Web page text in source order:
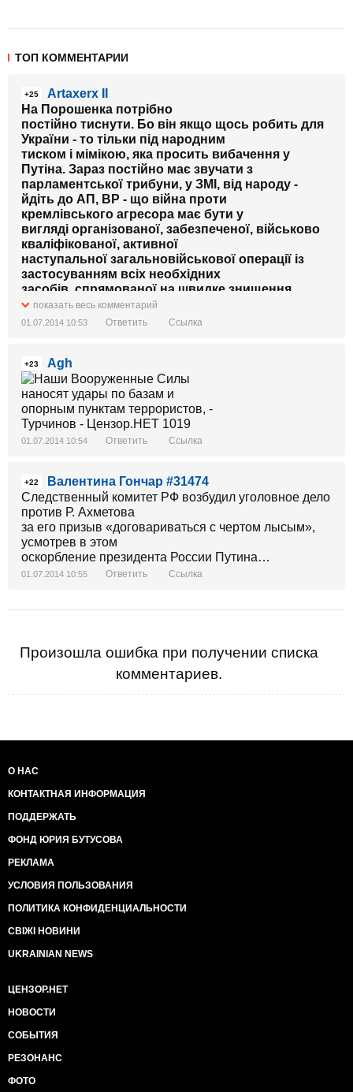
ТОП КОММЕНТАРИИ
+25
Artaxerx II
На Порошенка потрібно
постійно тиснути. Бо він якщо щось робить для
України - то тільки під народним
тиском і мімікою, яка просить вибачення у
Путіна. Зараз постійно має звучати з
парламентської трибуни, у ЗМІ, від народу -
йдіть до АП, ВР - що війна проти
кремлівського агресора має бути у
вигляді організованої, забезпеченої, військово
кваліфікованої, активної
наступальної загальновійськової операції із
застосуванням всіх необхідних
засобів, спрямованої на швидке знищення
ворога на нашій території, звільнення
наших територій з найменшими втратами
в цьому - потрібно наглухо закрити кордон та
увести візовий режим з Росією,
військовий стан у двох областях.
показать весь комментарий
01.07.2014 10:53 Ответить Ссылка
+23 Agh
01.07.2014 10:54 Ответить Ссылка
+22
Валентина Гончар #31474
Следственный комитет РФ возбудил уголовное дело
против Р. Ахметова
за его призыв «договариваться с чертом лысым»,
усмотрев в этом
оскорбление президента России Путина…
01.07.2014 10:55 Ответить Ссылка
Произошла ошибка при получении списка
комментариев.
О НАС
КОНТАКТНАЯ ИНФОРМАЦИЯ
ПОДДЕРЖАТЬ
ФОНД ЮРИЯ БУТУСОВА
РЕКЛАМА
УСЛОВИЯ ПОЛЬЗОВАНИЯ
ПОЛИТИКА КОНФИДЕНЦИАЛЬНОСТИ
СВІЖІ НОВИНИ
UKRAINIAN NEWS
ЦЕНЗОР.НЕТ
НОВОСТИ
СОБЫТИЯ
РЕЗОНАНС
ФОТО